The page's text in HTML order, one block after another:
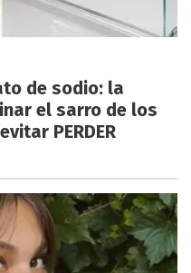
de sodio: la
el sarro de los
PERDER